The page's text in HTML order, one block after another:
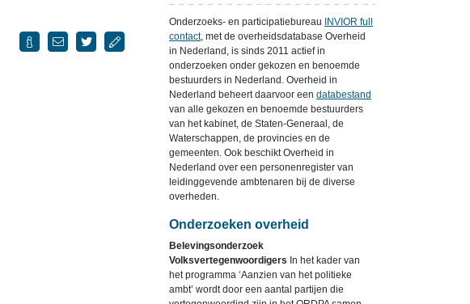
Onderzoeks- en participatiebureau
INVIOR full
contact, met de overheidsdatabase Overheid
in Nederland, is sinds 2011 actief in
onderzoeken onder gekozen en benoemde
bestuurders in Nederland. Overheid in
Nederland beheert daarvoor een databestand
van alle gekozen en benoemde bestuurders
van het kabinet, de Staten-Generaal, de
Waterschappen, de provincies en de
gemeenten. Ook beschikt Overheid in
Nederland over een personenregister van
leidinggevende ambtenaren bij de diverse
overheden.
Onderzoeken overheid
Belevingsonderzoek
Volksvertegenwoordigers In het kader van
het programma ‘Aanzien van het politieke
ambt’ wordt door een aantal partijen die